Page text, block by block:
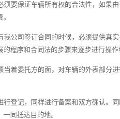
要保证车辆所有权的合法性，如果
公司签订合同的时候，必须提供真
程序和合同法的步骤来逐步进行操作
着委托方的面，对车辆的外表部分
登记，同样进行备案和双方确认。
同抵达目的地。